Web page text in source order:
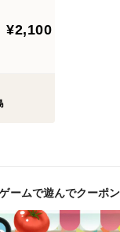
もと足しげく畑に
水やりも行います
¥2,100
ームで遊んでクーポ